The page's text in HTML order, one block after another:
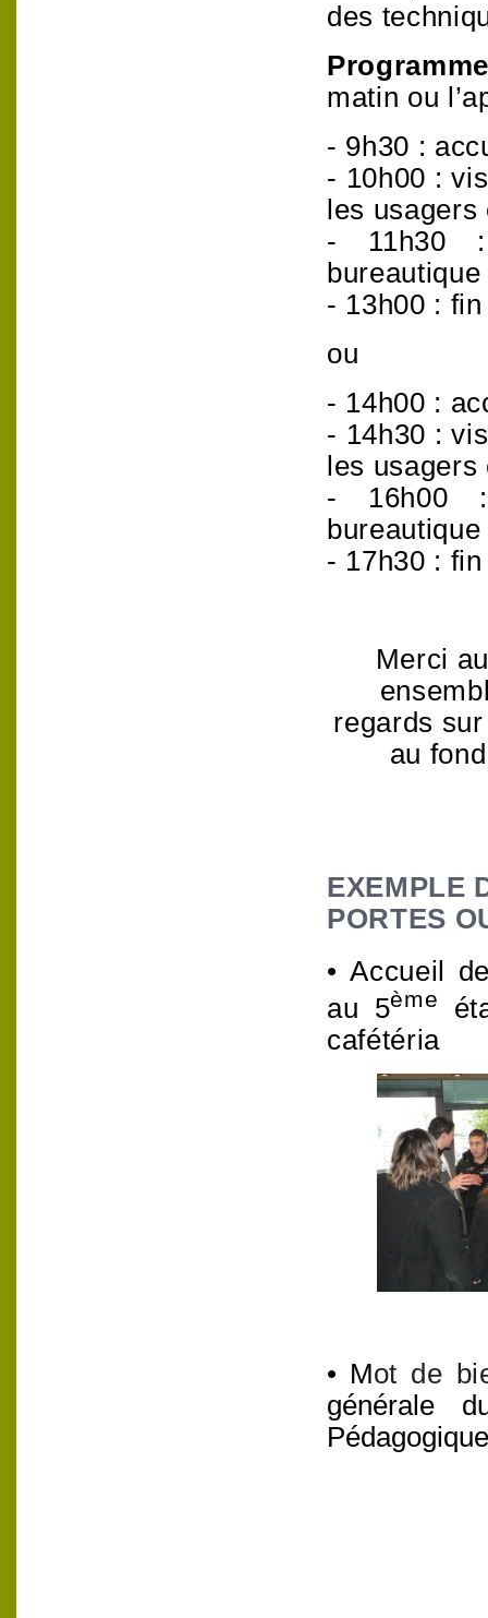
des
Programme
matin ou
- 9h30 :
- 10h00 :
les
- 11h30 :
- 13h00 : fin
ou
- 14h00 :
- 14h30 :
les
- 16h00 :
- 17h30 : fin
Merci
regards
au
EXEMPLE
PORTES
• Accueil
au 5ème
cafétéria
• Mot de
générale
Pédagogique